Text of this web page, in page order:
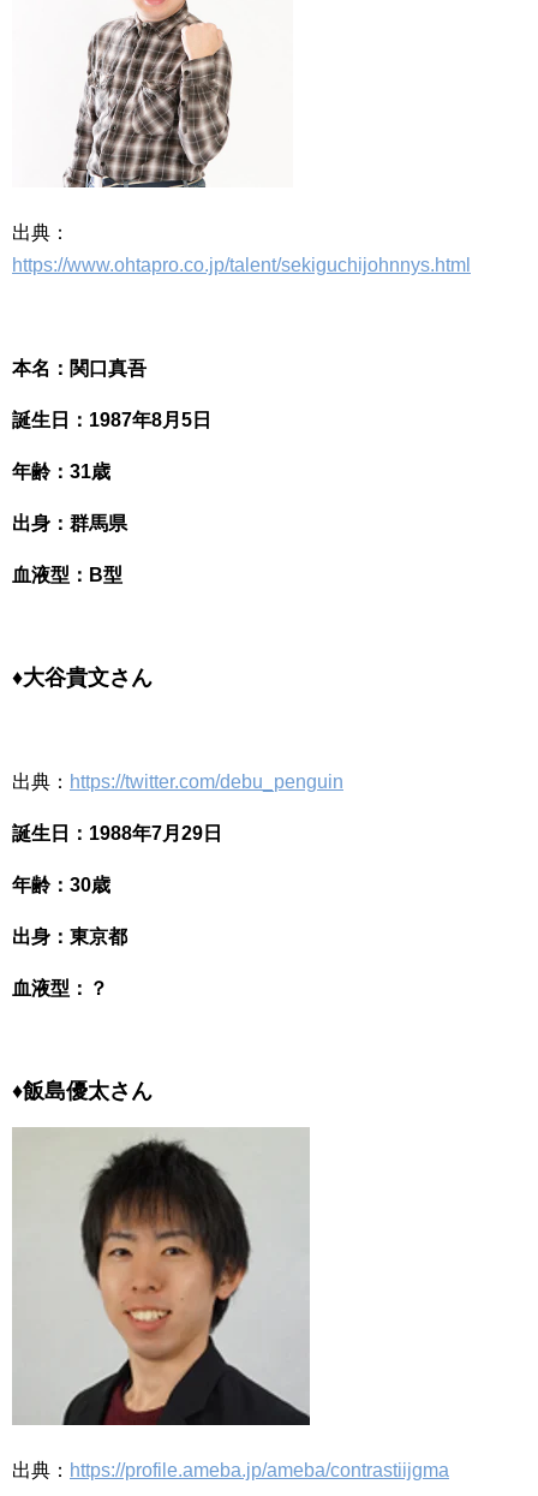
出典：
https://www.ohtapro.co.jp/talent/sekiguchijohnnys.html
本名：関口真吾
誕生日：1987年8月5日
年齢：31歳
出身：群馬県
血液型：B型
♦大谷貴文さん
出典： https://twitter.com/debu_penguin
誕生日：1988年7月29日
年齢：30歳
出身：東京都
血液型：？
♦飯島優太さん
出典： https://profile.ameba.jp/ameba/contrastiijgma